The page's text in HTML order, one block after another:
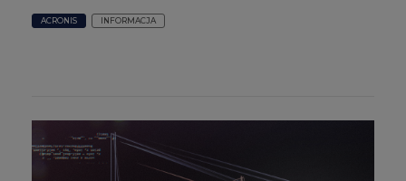
ACRONIS INFORMACJA